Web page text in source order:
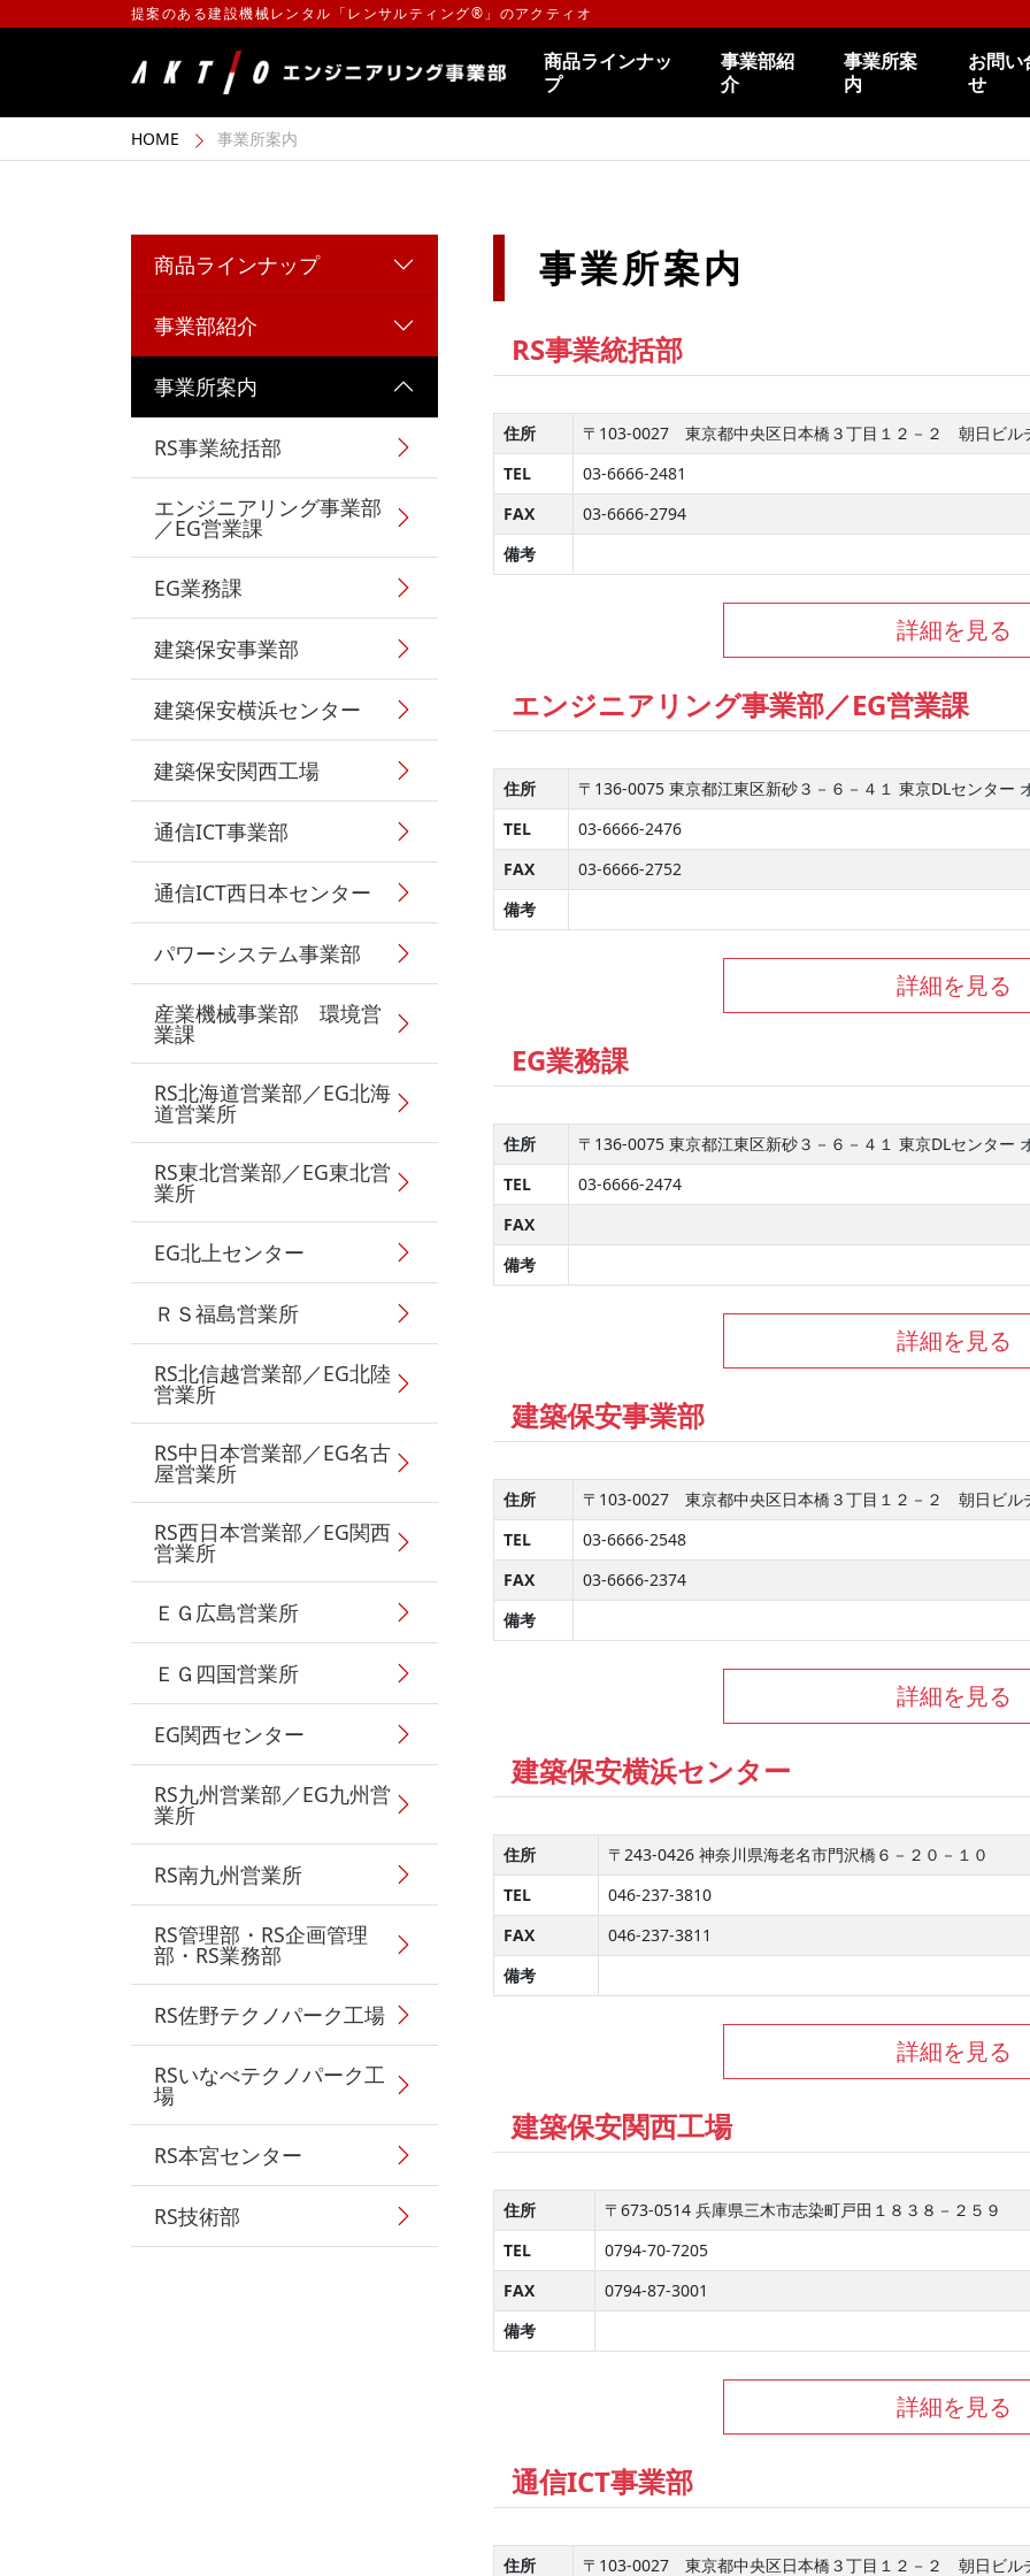
提案のある建設機械レンタル「レンサルティング®」のアクティオ
商品ラインナッ
プ
事業部紹
介
事業所案
内
お問い
せ
HOME 事業所案内
事業所案内
RS事業統括部
住所
〒103-0027 東京都中央区日本橋３丁目１２－２ 朝日ビル
TEL
03-6666-2481
FAX
03-6666-2794
備考
詳細を見る
エンジニアリング事業部／EG営業課
住所
〒136-0075 東京都江東区新砂３－６－４１ 東京DLセンター
TEL
03-6666-2476
FAX
03-6666-2752
備考
詳細を見る
EG業務課
住所
〒136-0075 東京都江東区新砂３－６－４１ 東京DLセンター
TEL
03-6666-2474
FAX
備考
詳細を見る
建築保安事業部
住所
〒103-0027 東京都中央区日本橋３丁目１２－２ 朝日ビル
TEL
03-6666-2548
FAX
03-6666-2374
備考
詳細を見る
建築保安横浜センター
住所
〒243-0426 神奈川県海老名市門沢橋６－２０－１０
TEL
046-237-3810
FAX
046-237-3811
備考
詳細を見る
建築保安関西工場
住所
〒673-0514 兵庫県三木市志染町戸田１８３８－２５９
TEL
0794-70-7205
FAX
0794-87-3001
備考
詳細を見る
通信ICT事業部
住所
〒103-0027 東京都中央区日本橋３丁目１２－２ 朝日ビル
商品ラインナップ
事業部紹介
事業所案内
RS事業統括部
エンジニアリング事業部
／EG営業課
EG業務課
建築保安事業部
建築保安横浜センター
建築保安関西工場
通信ICT事業部
通信ICT西日本センター
パワーシステム事業部
産業機械事業部 環境営
業課
RS北海道営業部／EG北海
道営業所
RS東北営業部／EG東北営
業所
EG北上センター
ＲＳ福島営業所
RS北信越営業部／EG北陸
営業所
RS中日本営業部／EG名古
屋営業所
RS西日本営業部／EG関西
営業所
ＥＧ広島営業所
ＥＧ四国営業所
EG関西センター
RS九州営業部／EG九州営
業所
RS南九州営業所
RS管理部・RS企画管理
部・RS業務部
RS佐野テクノパーク工場
RSいなべテクノパーク工
場
RS本宮センター
RS技術部